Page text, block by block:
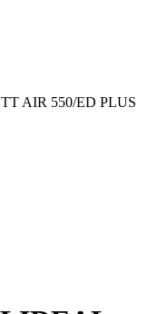
AIR 550/ED PLUS